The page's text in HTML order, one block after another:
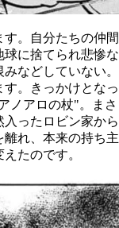
。自分たちの仲間
に捨てられ悲惨な
などしていない。
。きっかけとなっ
ノアロの杖"。まさ
ったロビン家から
れ、本来の持ち主
たのです。